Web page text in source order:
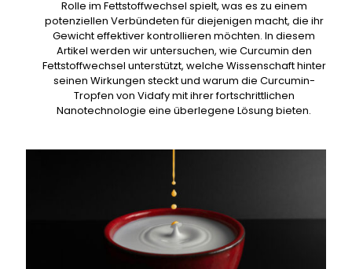
Rolle im Fettstoffwechsel spielt, was es zu einem
potenziellen Verbündeten für diejenigen macht, die ihr
Gewicht effektiver kontrollieren möchten. In diesem
Artikel werden wir untersuchen, wie Curcumin den
Fettstoffwechsel unterstützt, welche Wissenschaft hinter
seinen Wirkungen steckt und warum die Curcumin-
Tropfen von Vidafy mit ihrer fortschrittlichen
Nanotechnologie eine überlegene Lösung bieten.